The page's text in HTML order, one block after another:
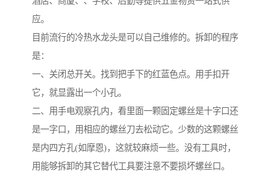
应。
目前流行的冷热水龙头是可以自己维修的。拆卸的程序
是：
一、关闭总开关。找到把手下的红蓝色点。用手扣开
它，就显露出一个小孔。
二、用手电观察孔内，看里面一颗固定螺丝是十字口还
是一字口，用相应的螺丝刀去松动它。少数的这颗螺丝
是内四方孔(如摩恩)，这就较麻烦一些。没有工具时，
用能够拆卸的其它替代工具要注意不要损坏螺丝口。